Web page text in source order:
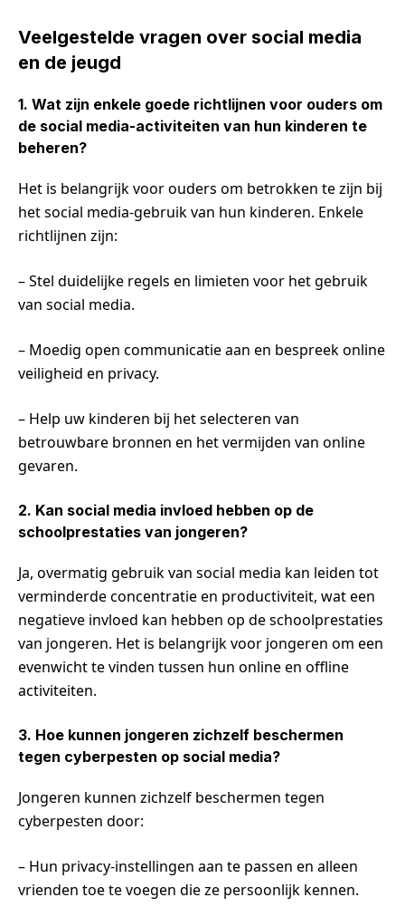
Veelgestelde vragen over social media
en de jeugd
1. Wat zijn enkele goede richtlijnen voor ouders om
de social media-activiteiten van hun kinderen te
beheren?
Het is belangrijk voor ouders om betrokken te zijn bij
het social media-gebruik van hun kinderen. Enkele
richtlijnen zijn:
– Stel duidelijke regels en limieten voor het gebruik
van social media.
– Moedig open communicatie aan en bespreek online
veiligheid en privacy.
– Help uw kinderen bij het selecteren van
betrouwbare bronnen en het vermijden van online
gevaren.
2. Kan social media invloed hebben op de
schoolprestaties van jongeren?
Ja, overmatig gebruik van social media kan leiden tot
verminderde concentratie en productiviteit, wat een
negatieve invloed kan hebben op de schoolprestaties
van jongeren. Het is belangrijk voor jongeren om een
evenwicht te vinden tussen hun online en offline
activiteiten.
3. Hoe kunnen jongeren zichzelf beschermen
tegen cyberpesten op social media?
Jongeren kunnen zichzelf beschermen tegen
cyberpesten door:
– Hun privacy-instellingen aan te passen en alleen
vrienden toe te voegen die ze persoonlijk kennen.